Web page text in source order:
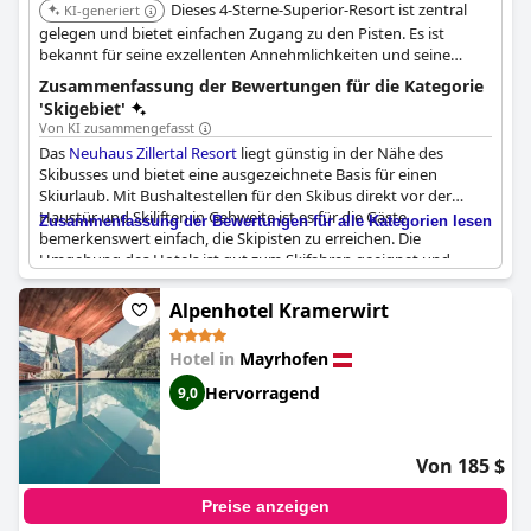
Feedback ZillergrundRock als eine solide Wahl für einen
Winterurlaub.
KI-generiert
Dieses 4-Sterne-Superior-Resort ist zentral
gelegen und bietet einfachen Zugang zu den Pisten. Es ist
bekannt für seine exzellenten Annehmlichkeiten und seine
günstige Lage für den Zugang zu Wintersportaktivitäten.
Zusammenfassung der Bewertungen für die Kategorie
'Skigebiet'
Von KI zusammengefasst
Das Neuhaus Zillertal Resort liegt günstig in der Nähe des
Skibusses und bietet eine ausgezeichnete Basis für einen
Skiurlaub. Mit Bushaltestellen für den Skibus direkt vor der
Haustür und Skiliften in Gehweite ist es für die Gäste
bemerkenswert einfach, die Skipisten zu erreichen. Die
Umgebung des Hotels ist gut zum Skifahren geeignet und
macht es zu einer guten Wahl für Wintersportler. Zusätzlich zu
seiner erstklassigen Lage zum Skifahren ist die Gegend auch
wunderschön zum Bergwandern und bietet eine perfekte
Kulisse für Outdoor-Abenteuer das ganze Jahr über. Der
aufmerksame Service des Personals trägt zu dem angenehmen
Erlebnis bei und schafft eine schöne Wellnessoase für die Gäste,
um nach einem Tag auf der Piste zu entspannen.
Zusammenfassung der Bewertungen für alle Kategorien lesen
Alpenhotel Kramerwirt
Hotel in Mayrhofen
9,0 Hervorragend
Von 185 $
Preise anzeigen